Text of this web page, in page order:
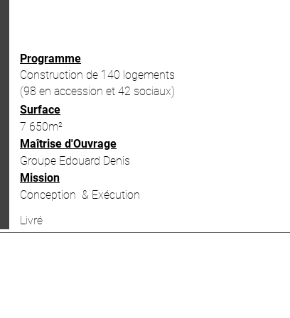
Programme
Construction de 140 logements
(98 en accession et 42 sociaux)
Surface
7 650m²
Maîtrise d'Ouvrage
Groupe Edouard Denis
Mission
Conception & Exécution
Livré